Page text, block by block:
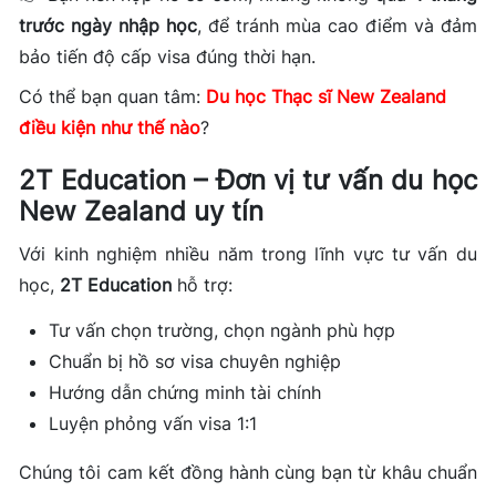
trước ngày nhập học, để tránh mùa cao điểm và đảm
bảo tiến độ cấp visa đúng thời hạn.
Có thể bạn quan tâm: Du học Thạc sĩ New Zealand
điều kiện như thế nào?
2T Education – Đơn vị tư vấn du học
New Zealand uy tín
Với kinh nghiệm nhiều năm trong lĩnh vực tư vấn du
học, 2T Education hỗ trợ:
Tư vấn chọn trường, chọn ngành phù hợp
Chuẩn bị hồ sơ visa chuyên nghiệp
Hướng dẫn chứng minh tài chính
Luyện phỏng vấn visa 1:1
Chúng tôi cam kết đồng hành cùng bạn từ khâu chuẩn